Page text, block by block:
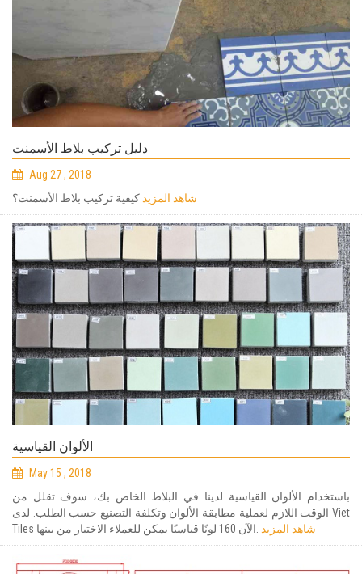
دليل تركيب بلاط الأسمنت
Aug 27 , 2018
شاهد المزيد
الألوان القياسية
May 15 , 2018
باستخدام الألوان القياسية لدينا في البلاط الخاص بك، سوف تقلل من
الوقت اللازم لعملية مطابقة الألوان وتكلفة التصنيع حسب الطلب. لدى Viet
شاهد المزيد